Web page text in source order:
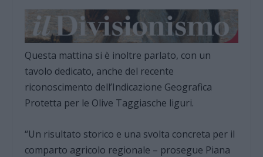
Questa mattina si è inoltre parlato, con un
tavolo dedicato, anche del recente
riconoscimento dell’Indicazione Geografica
Protetta per le Olive Taggiasche liguri.
“Un risultato storico e una svolta concreta per il
comparto agricolo regionale – prosegue Piana